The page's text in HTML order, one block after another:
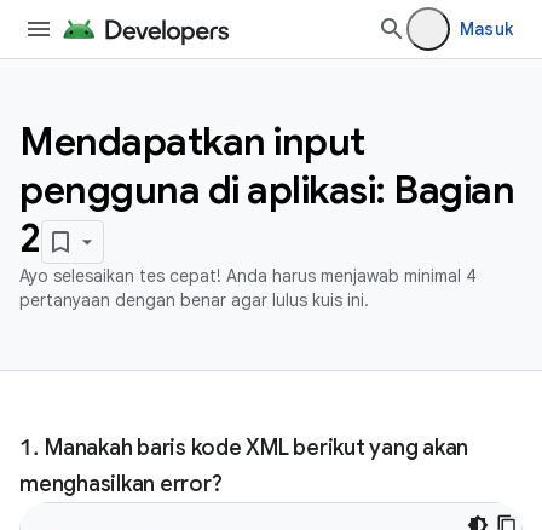
Masuk
Mendapatkan input
pengguna di aplikasi: Bagian
2
Ayo selesaikan tes cepat! Anda harus menjawab minimal 4
pertanyaan dengan benar agar lulus kuis ini.
Manakah baris kode XML berikut yang akan
menghasilkan error?